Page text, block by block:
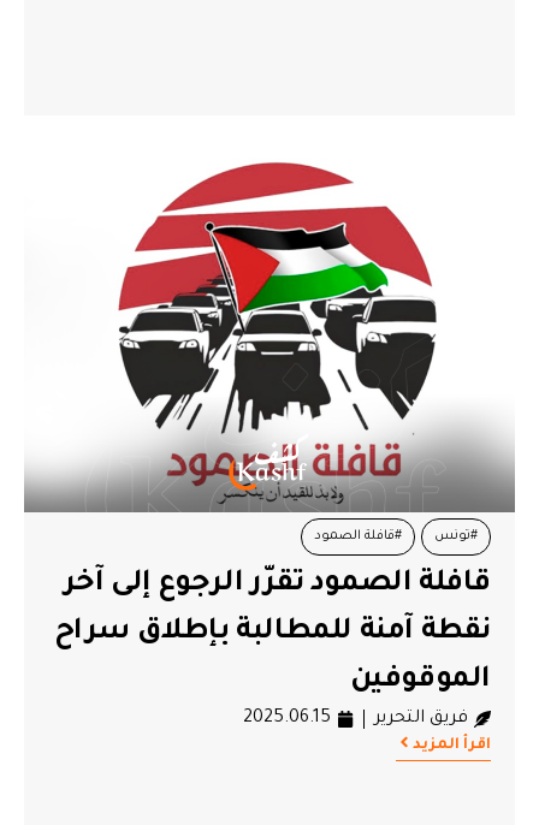
#تونس #قافلة الصمود
قافلة الصمود تقرّر الرجوع إلى آخر
نقطة آمنة للمطالبة بإطلاق سراح
الموقوفين
فريق التحرير 2025.06.15
اقرأ المزيد